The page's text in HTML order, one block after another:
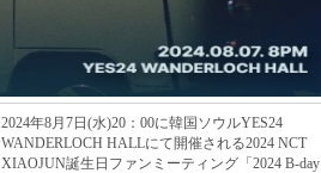
2024年8月7日(水)20：00に韓国ソウルYES24
WANDERLOCH HALLにて開催される2024 NCT
XIAOJUN誕生日ファンミーティング「2024 B-day